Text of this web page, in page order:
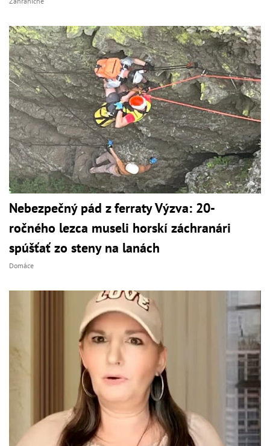
Nebezpečný pád z ferraty Výzva: 20-
ročného lezca museli horskí záchranári
spúšťať zo steny na lanách
Domáce